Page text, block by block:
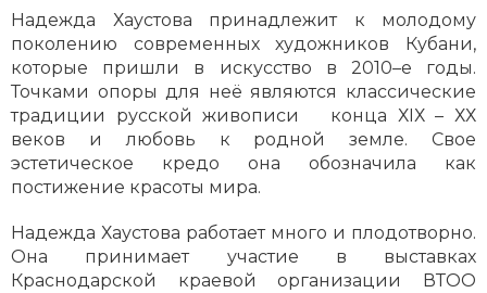
Надежда Хаустова принадлежит к молодому
поколению современных художников Кубани,
которые пришли в искусство в 2010–е годы.
Точками опоры для неё являются классические
традиции русской живописи конца ХIХ – ХХ
веков и любовь к родной земле. Свое
эстетическое кредо она обозначила как
постижение красоты мира.
Надежда Хаустова работает много и плодотворно.
Она принимает участие в выставках
Краснодарской краевой организации ВТОО